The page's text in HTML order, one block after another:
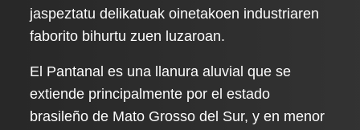
jaspeztatu delikatuak oinetakoen industriaren
faborito bihurtu zuen luzaroan.
El Pantanal es una llanura aluvial que se
extiende principalmente por el estado
brasileño de Mato Grosso del Sur, y en menor